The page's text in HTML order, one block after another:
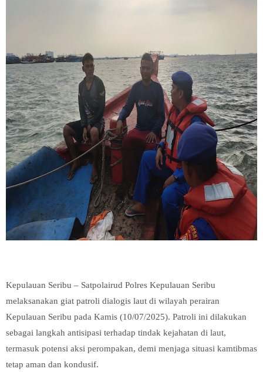
Kepulauan Seribu – Satpolairud Polres Kepulauan Seribu
melaksanakan giat patroli dialogis laut di wilayah perairan
Kepulauan Seribu pada Kamis (10/07/2025). Patroli ini dilakukan
sebagai langkah antisipasi terhadap tindak kejahatan di laut,
termasuk potensi aksi perompakan, demi menjaga situasi kamtibmas
tetap aman dan kondusif.